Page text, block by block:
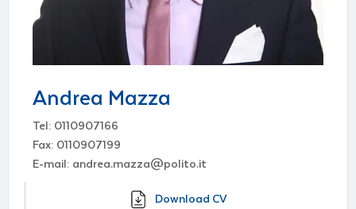
Andrea Mazza
Tel: 0110907166
Fax: 0110907199
E-mail: andrea.mazza@polito.it
Download CV